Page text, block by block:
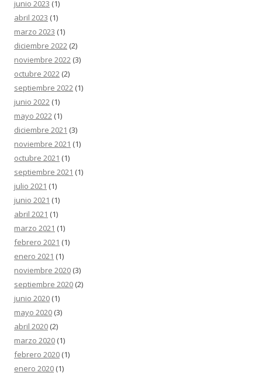
junio 2023 (1)
abril 2023 (1)
marzo 2023 (1)
diciembre 2022 (2)
noviembre 2022 (3)
octubre 2022 (2)
septiembre 2022 (1)
junio 2022 (1)
mayo 2022 (1)
diciembre 2021 (3)
noviembre 2021 (1)
octubre 2021 (1)
septiembre 2021 (1)
julio 2021 (1)
junio 2021 (1)
abril 2021 (1)
marzo 2021 (1)
febrero 2021 (1)
enero 2021 (1)
noviembre 2020 (3)
septiembre 2020 (2)
junio 2020 (1)
mayo 2020 (3)
abril 2020 (2)
marzo 2020 (1)
febrero 2020 (1)
enero 2020 (1)